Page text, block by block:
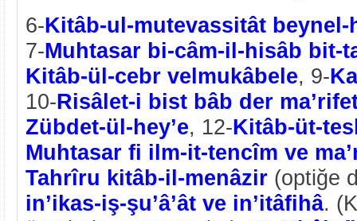
6-Kitâb-ul-mutevassitât beynel-
7-Muhtasar bi-câm-il-hisâb bit-
Kitâb-ül-cebr velmukâbele, 9-
10-Risâlet-i bist bâb der
Zübdet-ül-hey’e, 12-Kitâb-üt-
Muhtasar fi ilm-it-tencîm ve
Tahrîru kitâb-il-menâzir (optiğe
in’ikas-iş-şu’â’ât ve in’itâfihâ.